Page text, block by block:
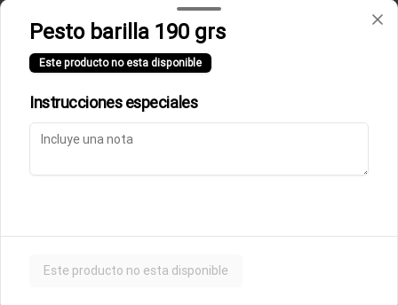
$10.500
Parmigiana de Berenjena
Lasagna de berenjenas con salsa
rossa (tomates italianos triturados y un
toque de crema) y queso parmesano.
$9.500
Ñoquis a la Rossa
queso parmesano acompañados de
Pesto barilla 190 grs
Este producto no esta disponible
Instrucciones especiales
Este producto no esta disponible